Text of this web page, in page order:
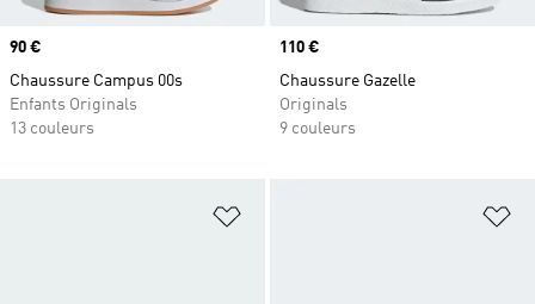
Prix
90 €
Chaussure Campus 00s
Enfants Originals
13 couleurs
Prix
110 €
Chaussure Gazelle
Originals
9 couleurs
Ajouter à la Liste de produits